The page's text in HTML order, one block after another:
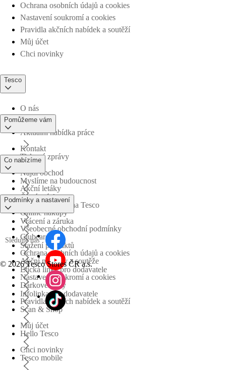
Ochrana osobních údajů a cookies
Nastavení soukromí a cookies
Pravidla akčních nabídek a soutěží
Můj účet
Chci novinky
Tesco
O nás
Aktuální nabídka práce
Tiskové zprávy
Myslíme na budoucnost
Obchodní skupina Tesco
Pomůžeme vám
Kontakt
Najdi obchod
Časté otázky
Vrácení a záruka
Stažení produktů
Etická linka pro dodavatele
Infolinka pro dodavatele
Co nabízíme
Akční letáky
Online nákupy
Clubcard
Akční nabídky a soutěže
Dárkové karty
Scan & Shop
Hello Tesco
Tesco mobile
Podmínky a nastavení
Všeobecné obchodní podmínky
Ochrana osobních údajů a cookies
Nastavení soukromí a cookies
Pravidla akčních nabídek a soutěží
Můj účet
Chci novinky
Sledujte nás
© 2026 Tesco Stores ČR a.s.